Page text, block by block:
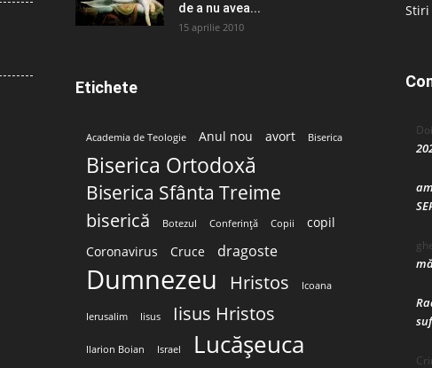
de a nu avea...
15 aprilie 2010
Etichete
Academia de Teologie Anul nou avort Biserica
Biserica Ortodoxă
Biserica Sfânta Treime
biserică Botezul Conferință Copii
copil
Coronavirus
Cruce dragoste
Dumnezeu Hristos Icoana
Ierusalim Iisus Iisus Hristos
Ilarion Boian Israel Lucășeuca
Stiri